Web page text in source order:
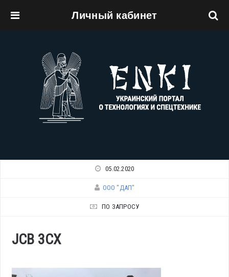
Личный кабинет
05.02.2020
ООО "ДАП"
ПО ЗАПРОСУ
JCB 3CX